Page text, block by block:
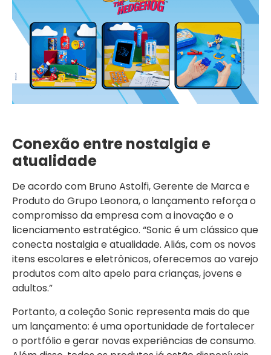
Conexão entre nostalgia e
atualidade
De acordo com Bruno Astolfi, Gerente de Marca e
Produto do Grupo Leonora, o lançamento reforça o
compromisso da empresa com a inovação e o
licenciamento estratégico. “Sonic é um clássico que
conecta nostalgia e atualidade. Aliás, com os novos
itens escolares e eletrônicos, oferecemos ao varejo
produtos com alto apelo para crianças, jovens e
adultos.”
Portanto, a coleção Sonic representa mais do que
um lançamento: é uma oportunidade de fortalecer
o portfólio e gerar novas experiências de consumo.